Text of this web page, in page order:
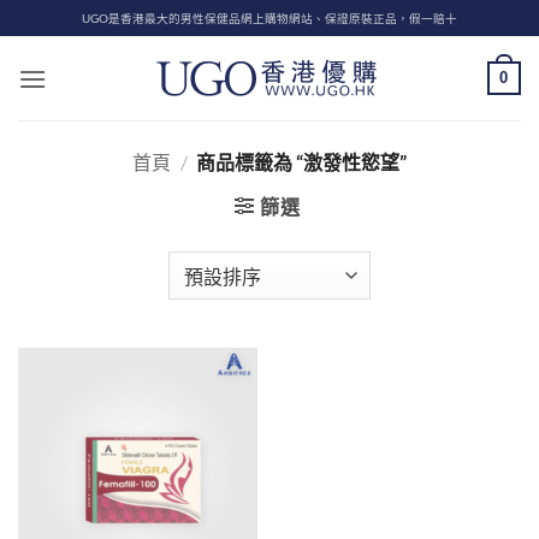
to
content
UGO是香港最大的男性保健品網上購物網站、保證原裝正品，假一賠十
0
首頁 / 商品標籤為 “激發性慾望”
篩選